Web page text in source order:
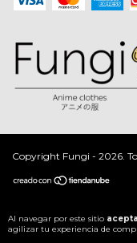
Al navegar por este sitio
agilizar tu experiencia de
Copyright Fungi - 2026.